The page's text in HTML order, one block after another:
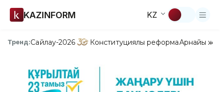
KAZINFORM KZ
Тренд:Сайлау-2026 Конституциялық реформаАрнайы